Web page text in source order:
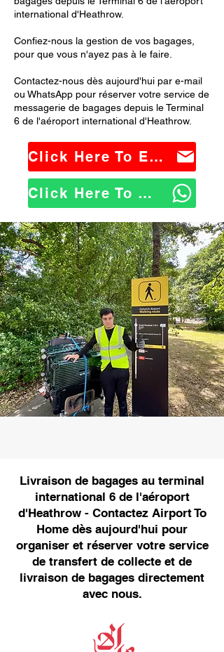
international d'Heathrow.
Confiez-nous la gestion de vos bagages,
pour que vous n'ayez pas à le faire.
Contactez-nous dès aujourd'hui par e-mail
ou WhatsApp pour réserver votre service de
messagerie de bagages depuis le Terminal
6 de l'aéroport international d'Heathrow.
Click Here To Email Us
Click Here To WhatsApp Us
Livraison de bagages au terminal
international 6 de l'aéroport
d'Heathrow - Contactez Airport To
Home dès aujourd'hui pour
organiser et réserver votre service
de transfert de collecte et de
livraison de bagages directement
avec nous.